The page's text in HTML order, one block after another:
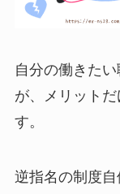
自分の働きた
が、メリット
す。
逆指名の制度